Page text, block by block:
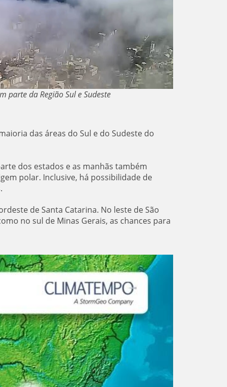
parte da Região Sul e Sudeste
das áreas do Sul e do Sudeste do
dos estados e as manhãs também
polar. Inclusive, há possibilidade de
de Santa Catarina. No leste de São
no sul de Minas Gerais, as chances para